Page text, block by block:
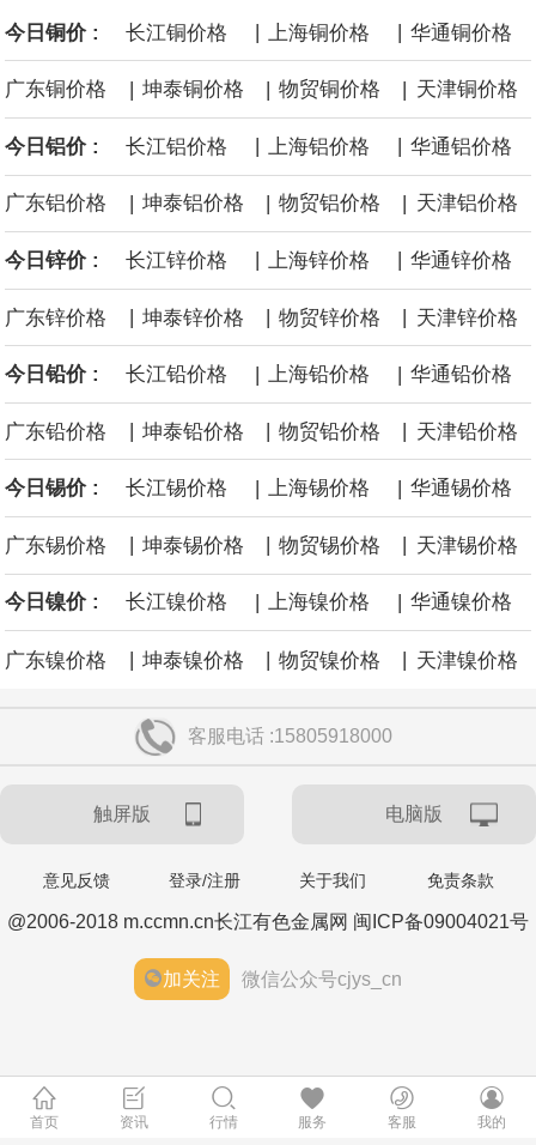
到采购的总费用可能高达2750亿美元，为美国有史以来最昂贵的水
面战舰项目之一。 根据CBO的初步估算，首舰造价约234亿美元，
后续14艘平均每艘约180亿美元。
黄金价格有望录得自今年1月以来最大单周涨幅。油价走弱为金价提
供支撑，同时投资者正等待美国非农就业数据，以寻找美国利率前
景的线索。StoneX高级分析师马特·辛普森表示，中东和平前景改善
海力士：龙仁工厂将生产高带宽内存（HBM）及其他下一代动态随
机存取存储器（DRAM）。
今日铜价 : 长江铜价格 | 上海铜价格 | 华通铜价格
广东铜价格 | 坤泰铜价格 | 物贸铜价格 | 天津铜价格
今日铝价 : 长江铝价格 上海铝价格 华通铝价格
广东铝价格 | 坤泰铝价格 | 物贸铝价格 | 天津铝价格
今日锌价 : 长江锌价格 上海锌价格 华通锌价格
广东锌价格 | 坤泰锌价格 | 物贸锌价格 | 天津锌价格
今日铅价 : 长江铅价格 | 上海铅价格 | 华通铅价格
广东铅价格 坤泰铅价格 物贸铅价格 天津铅价格
今日锡价 : 长江锡价格 | 上海锡价格 | 华通锡价格
广东锡价格 坤泰锡价格 物贸锡价格 天津锡价格
今日镍价 : 长江镍价格 | 上海镍价格 | 华通镍价格
广东镍价格 | 坤泰镍价格 | 物贸镍价格 | 天津镍价格
客服电话 :15805918000
触屏版 电脑版
意见反馈 登录/注册 关于我们 免责条款
@2006-2018 m.ccmn.cn长江有色金属网 闽ICP备09004021号
加关注 微信公众号cjys_cn
首页 资讯 行情 服务 客服 我的